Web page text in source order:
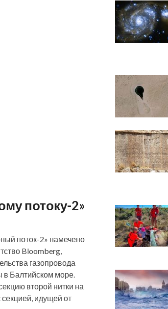
потоку-2»
поток-2» намечено
Bloomberg,
газопровода
в Балтийском море.
второй нитки на
секцией, идущей от